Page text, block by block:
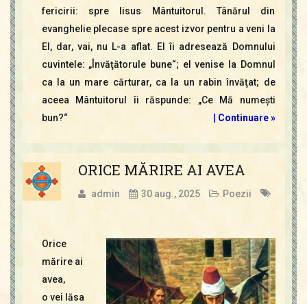
fericirii: spre Iisus Mântuitorul. Tânărul din
evanghelie plecase spre acest izvor pentru a veni la
El, dar, vai, nu L-a aflat. El îi adresează Domnului
cuvintele: „Învăţătorule bune“; el venise la Domnul
ca la un mare cărturar, ca la un rabin învăţat; de
aceea Mântuitorul îi răspunde: „Ce Mă numeşti
bun?“
Continuare »
ORICE MĂRIRE AI AVEA
admin 30 aug., 2025 Poezii
Orice
mărire ai
avea,
o vei lăsa